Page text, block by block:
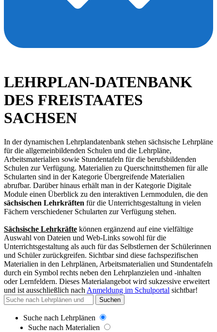
LEHRPLAN-DATENBANK
DES FREISTAATES
SACHSEN
In der dynamischen Lehrplandatenbank stehen sächsische Lehrpläne
für die allgemeinbildenden Schulen und die Lehrpläne,
Arbeitsmaterialien sowie Stundentafeln für die berufsbildenden
Schulen zur Verfügung. Materialien zu Querschnittsthemen für alle
Schularten sind in der Kategorie Übergreifende Materialien
abrufbar. Darüber hinaus erhält man in der Kategorie Digitale
Module einen Überblick zu den interaktiven Lernmodulen, die den
sächsischen Lehrkräften für die Unterrichtsgestaltung in vielen
Fächern verschiedener Schularten zur Verfügung stehen.
Sächsische Lehrkräfte können ergänzend auf eine vielfältige
Auswahl von Dateien und Web-Links sowohl für die
Unterrichtsgestaltung als auch für das Selbstlernen der Schülerinnen
und Schüler zurückgreifen. Sichtbar sind diese fachspezifischen
Materialien in den Lehrplänen, Arbeitsmaterialien und Stundentafeln
durch ein Symbol rechts neben den Lehrplanzielen und -inhalten
oder Lernfeldern. Dieses Materialangebot wird sukzessive erweitert
und ist ausschließlich nach Anmeldung im Schulportal sichtbar!
Suchen
Suche nach Lehrplänen
Suche nach Materialien